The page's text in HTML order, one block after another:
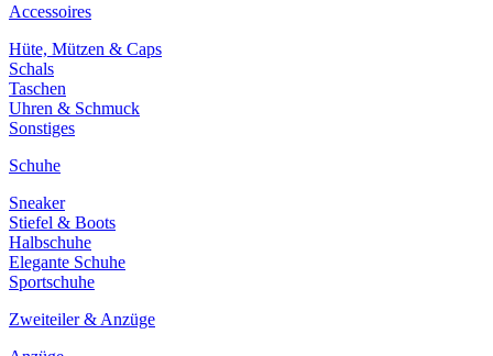
Accessoires
Hüte, Mützen & Caps
Schals
Taschen
Uhren & Schmuck
Sonstiges
Schuhe
Sneaker
Stiefel & Boots
Halbschuhe
Elegante Schuhe
Sportschuhe
Zweiteiler & Anzüge